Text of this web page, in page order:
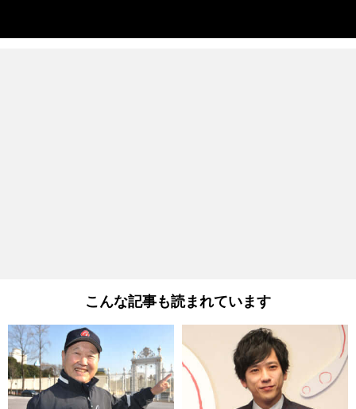
こんな記事も読まれています